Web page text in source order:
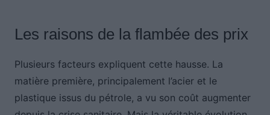
Les raisons de la flambée des prix
Plusieurs facteurs expliquent cette hausse. La
matière première, principalement l’acier et le
plastique issus du pétrole, a vu son coût augmenter